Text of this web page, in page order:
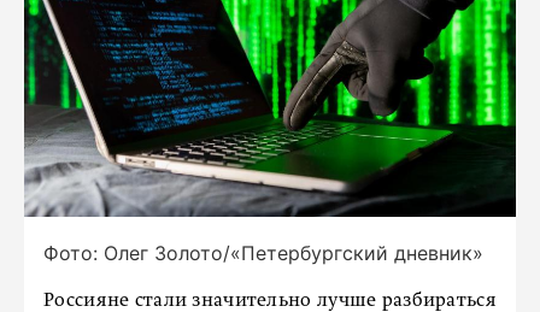
Фото: Олег Золото/«Петербургский дневник»
Россияне стали значительно лучше разбираться